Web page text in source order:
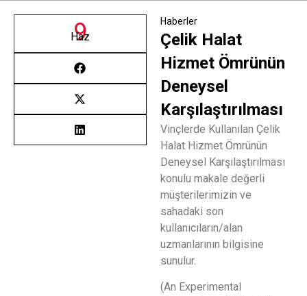
9
Haz
Haberler
Çelik Halat
Hizmet Ömrünün
Deneysel
Karşılaştırılması
Vinçlerde Kullanılan Çelik
Halat Hizmet Ömrünün
Deneysel Karşılaştırılması
konulu makale değerli
müşterilerimizin ve
sahadaki son
kullanıcıların/alan
uzmanlarının bilgisine
sunulur.
(An Experimental